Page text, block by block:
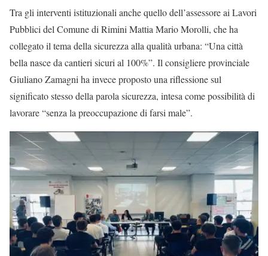
Tra gli interventi istituzionali anche quello dell’assessore ai Lavori
Pubblici del Comune di Rimini Mattia Mario Morolli, che ha
collegato il tema della sicurezza alla qualità urbana: “Una città
bella nasce da cantieri sicuri al 100%”. Il consigliere provinciale
Giuliano Zamagni ha invece proposto una riflessione sul
significato stesso della parola sicurezza, intesa come possibilità di
lavorare “senza la preoccupazione di farsi male”.